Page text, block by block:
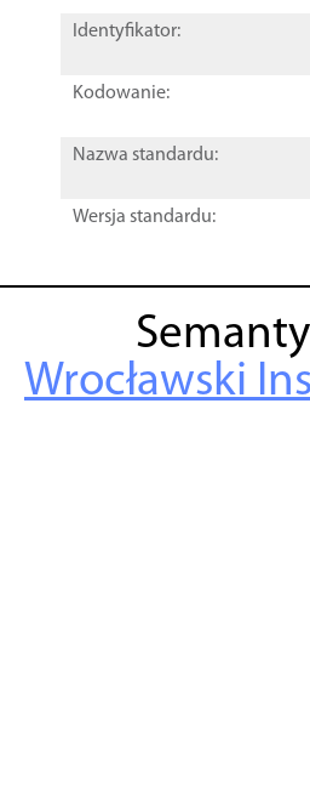
Identyfikator:
Kodowanie:
Nazwa standardu:
Wersja standardu:
Wrocławski